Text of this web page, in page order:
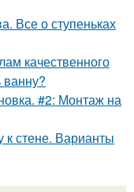
Все о ступеньках
качественного
ванну?
#2: Монтаж на
к стене. Варианты